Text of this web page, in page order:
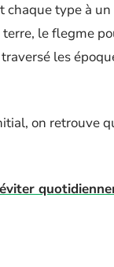
chaque type à
le flegme
les
on retrouve